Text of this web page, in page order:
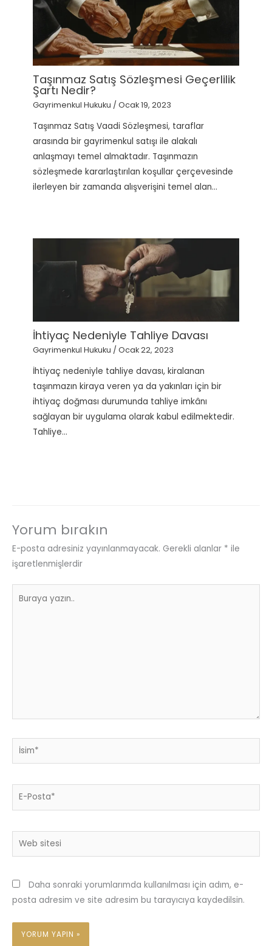
Taşınmaz Satış Sözleşmesi Geçerlilik
Şartı Nedir?
Gayrimenkul Hukuku /Ocak 19, 2023
Taşınmaz Satış Vaadi Sözleşmesi, taraflar
arasında bir gayrimenkul satışı ile alakalı
anlaşmayı temel almaktadır. Taşınmazın
sözleşmede kararlaştırılan koşullar çerçevesinde
ilerleyen bir zamanda alışverişini temel alan…
İhtiyaç Nedeniyle Tahliye Davası
Gayrimenkul Hukuku /Ocak 22, 2023
İhtiyaç nedeniyle tahliye davası, kiralanan
taşınmazın kiraya veren ya da yakınları için bir
ihtiyaç doğması durumunda tahliye imkânı
sağlayan bir uygulama olarak kabul edilmektedir.
Tahliye…
Yorum bırakın
E-posta adresiniz yayınlanmayacak. Gerekli alanlar * ile
işaretlenmişlerdir
İsim*
E-
Web
Daha sonraki yorumlarımda kullanılması için adım, e-
posta adresim ve site adresim bu tarayıcıya kaydedilsin.